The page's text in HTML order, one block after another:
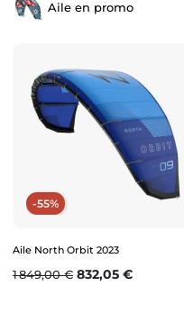
Aile en promo
-55%
Aile North Orbit 2023
Prix de base
1 849,00 € Prix
832,05 €